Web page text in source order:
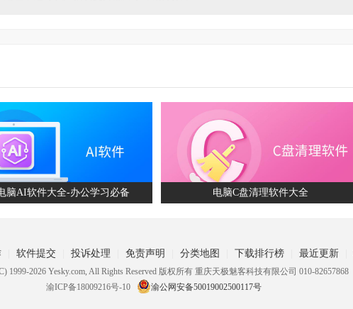
软件大全-办公学习必备 电脑C盘清理软件大全
软件提交 投诉处理 免责声明 分类地图 下载排行榜 最近更新
1999-2026 Yesky.com, All Rights Reserved 版权所有 重庆天极魅客科技有限公司 010-82657868
渝ICP备18009216号-10
渝公网安备50019002500117号